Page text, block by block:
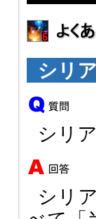
シリ
シリ
シリ